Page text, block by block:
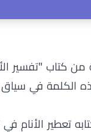
كتاب "تفسير
الكلمة في